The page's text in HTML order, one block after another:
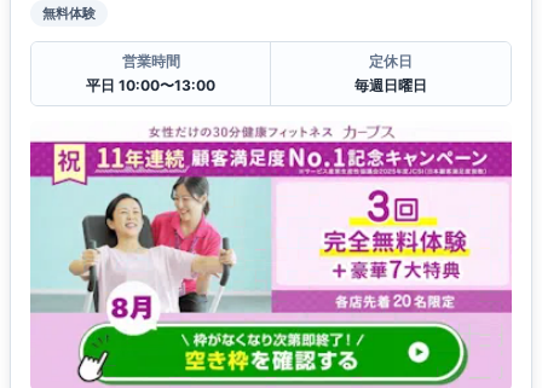
無料体験
営業時間
平日 10:00〜13:00
定休日
毎週日曜日